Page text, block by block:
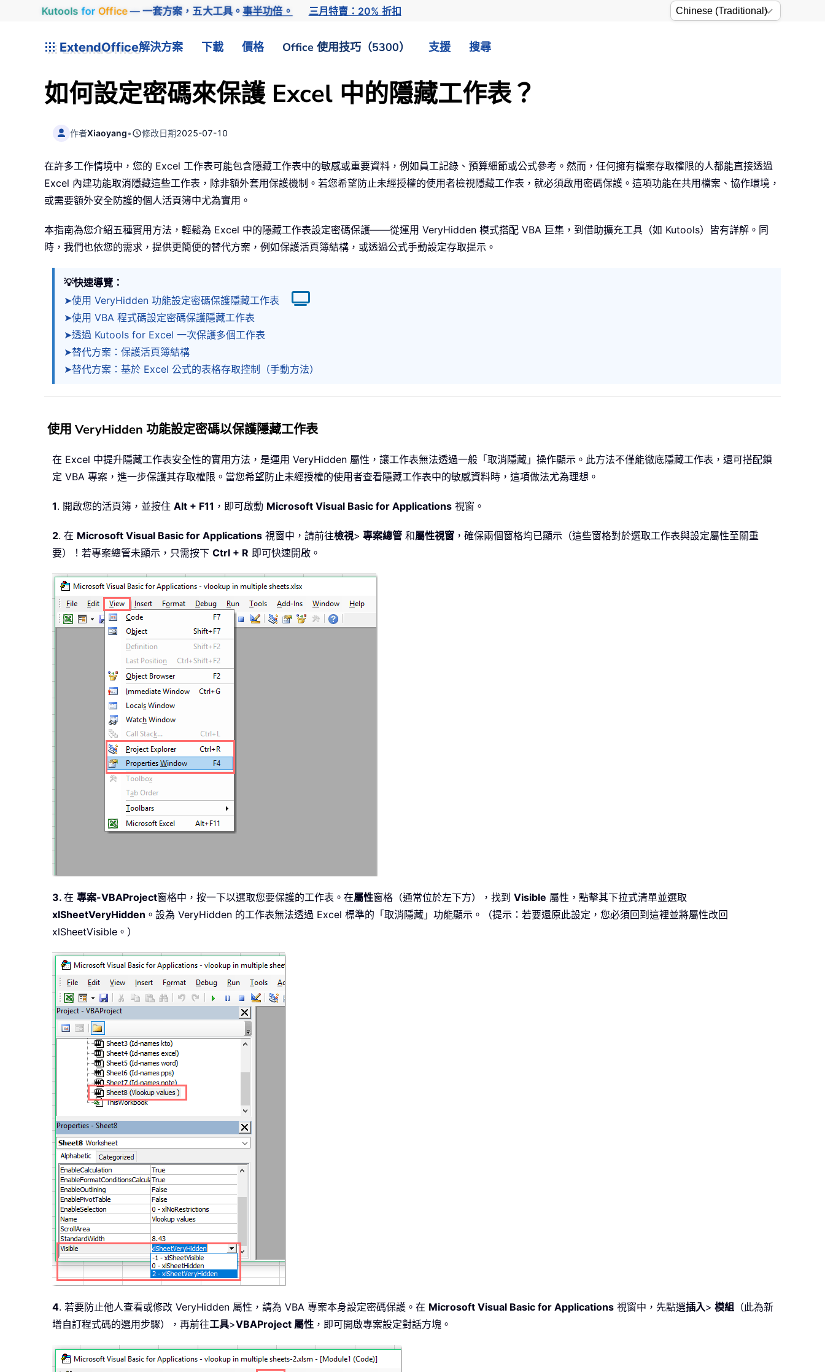
Kutools for Office— 一套方案，五大工具。事半功倍。 三月特賣：20% 折扣
ExtendOffice解決方案 下載 價格 Office 使用技巧（5300） 支援 搜尋
如何設定密碼來保護 Excel 中的隱藏工作表？
作者Xiaoyang• 修改日期2025-07-10
在許多工作情境中，您的 Excel 工作表可能包含隱藏工作表中的敏感或重要資料，例如員工記錄、預算細節或公式參考。然而，任何擁有檔案存取權限的人都能直接透過
Excel 內建功能取消隱藏這些工作表，除非額外套用保護機制。若您希望防止未經授權的使用者檢視隱藏工作表，就必須啟用密碼保護。這項功能在共用檔案、協作環境，
或需要額外安全防護的個人活頁簿中尤為實用。
本指南為您介紹五種實用方法，輕鬆為 Excel 中的隱藏工作表設定密碼保護——從運用 VeryHidden 模式搭配 VBA 巨集，到借助擴充工具（如 Kutools）皆有詳解。同
時，我們也依您的需求，提供更簡便的替代方案，例如保護活頁簿結構，或透過公式手動設定存取提示。
💡快速導覽：
➤使用 VeryHidden 功能設定密碼保護隱藏工作表
➤使用 VBA 程式碼設定密碼保護隱藏工作表
➤透過 Kutools for Excel 一次保護多個工作表
➤替代方案：保護活頁簿結構
➤替代方案：基於 Excel 公式的表格存取控制（手動方法）
使用 VeryHidden 功能設定密碼以保護隱藏工作表
在 Excel 中提升隱藏工作表安全性的實用方法，是運用 VeryHidden 屬性，讓工作表無法透過一般「取消隱藏」操作顯示。此方法不僅能徹底隱藏工作表，還可搭配鎖
定 VBA 專案，進一步保護其存取權限。當您希望防止未經授權的使用者查看隱藏工作表中的敏感資料時，這項做法尤為理想。
1. 開啟您的活頁簿，並按住 Alt + F11 ，即可啟動 Microsoft Visual Basic for Applications 視窗。
2. 在 Microsoft Visual Basic for Applications 視窗中，請前往檢視> 專案總管 和屬性視窗 ，確保兩個窗格均已顯示（這些窗格對於選取工作表與設定屬性至關重
要）！若專案總管未顯示，只需按下 Ctrl + R 即可快速開啟。
3. 在 專案-VBAProject窗格中，按一下以選取您要保護的工作表。在屬性窗格（通常位於左下方），找到 Visible 屬性，點擊其下拉式清單並選取
xlSheetVeryHidden 。設為 VeryHidden 的工作表無法透過 Excel 標準的「取消隱藏」功能顯示。（提示：若要還原此設定，您必須回到這裡並將屬性改回
xlSheetVisible。）
4. 若要防止他人查看或修改 VeryHidden 屬性，請為 VBA 專案本身設定密碼保護。在 Microsoft Visual Basic for Applications 視窗中，先點選插入> 模組 （此為新
增自訂程式碼的選用步驟），再前往工具>VBAProject 屬性 ，即可開啟專案設定對話方塊。